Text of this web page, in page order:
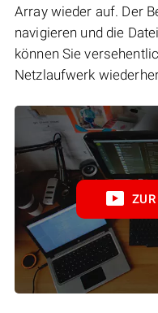
Array wieder auf. Der
navigieren und die
können Sie
Netzlaufwerk